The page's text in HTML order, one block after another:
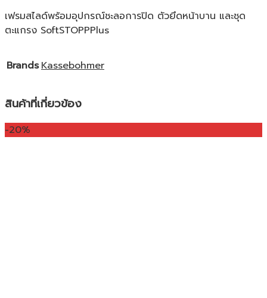
เฟรมสไลด์พร้อมอุปกรณ์ชะลอการปิด ตัวยึดหน้าบาน และชุด
ตะแกรง SoftSTOPPPlus
BrandsKassebohmer
สินค้าที่เกี่ยวข้อง
-20%